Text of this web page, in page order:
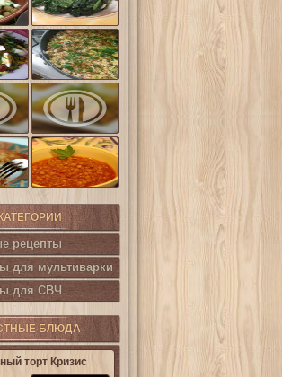
шпинат
Ленивые
кабачки
из
и
Салат из печени
трески с
каперсами
с
Горошница
рецепты
для мультиварки
для СВЧ
БЛЮДА
торт Кризис